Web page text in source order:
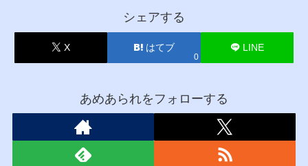
シェアする
X はてブ
0
LINE
あめあられをフォローする